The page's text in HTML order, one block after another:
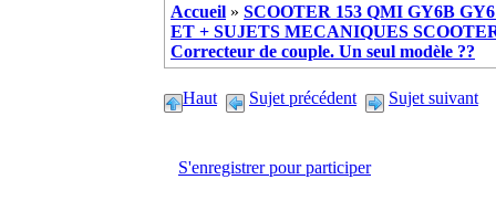
Accueil » SCOOTER 153 QMI GY6B
ET + SUJETS MECANIQUES
Correcteur de couple. Un seul modèle ??
Haut Sujet précédent Sujet suivant
S'enregistrer pour participer